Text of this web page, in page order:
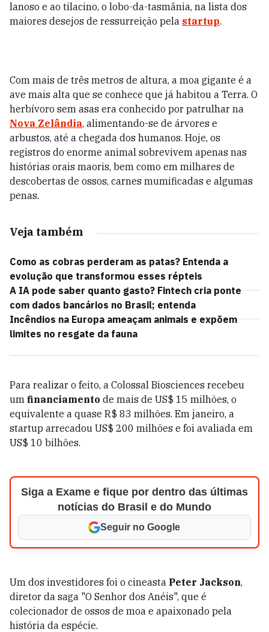
lanoso e ao tilacino, o lobo-da-tasmânia, na lista dos
maiores desejos de ressurreição pela startup.
Com mais de três metros de altura, a moa gigante é a
ave mais alta que se conhece que já habitou a Terra. O
herbívoro sem asas era conhecido por patrulhar na
Nova Zelândia, alimentando-se de árvores e
arbustos, até a chegada dos humanos. Hoje, os
registros do enorme animal sobrevivem apenas nas
histórias orais maoris, bem como em milhares de
descobertas de ossos, carnes mumificadas e algumas
penas.
Veja também
Como as cobras perderam as patas? Entenda a
evolução que transformou esses répteis
A IA pode saber quanto gasto? Fintech cria ponte
com dados bancários no Brasil; entenda
Incêndios na Europa ameaçam animais e expõem
limites no resgate da fauna
Para realizar o feito, a Colossal Biosciences recebeu
um financiamento de mais de US$ 15 milhões, o
equivalente a quase R$ 83 milhões. Em janeiro, a
startup arrecadou US$ 200 milhões e foi avaliada em
US$ 10 bilhões.
Siga a Exame e fique por dentro das últimas
notícias do Brasil e do Mundo
Seguir no Google
Um dos investidores foi o cineasta Peter Jackson,
diretor da saga "O Senhor dos Anéis", que é
colecionador de ossos de moa e apaixonado pela
história da espécie.